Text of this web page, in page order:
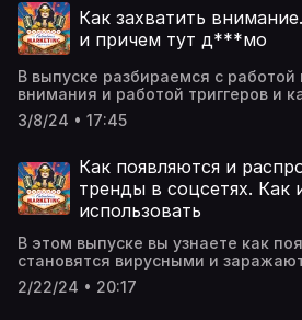
https://t.me/
https://vk.com/
https://www.youtube.com/
https://dzen.ru/v_kobilinskaya
Как захватить
и причем тут д***мо
В выпуске разбираемся с работой
внимания и работой триггеров и
соцсетях.В конце выпуска список
более глубокого изучения этой
материалы. Телеграм-канал:
https://t.me/
https://vk.com/
https://www.youtube.com/
https://www.instagram.com/
https://dzen.ru/v_kobilinskaya
3/8/24 • 17:45
Как появляются и
тренды в соцсетях. Как
использовать
В этом выпуске вы узнаете как
становятся вирусными и
использовать эту механику для
информации о своем продукте.В
2/22/24 • 20:17